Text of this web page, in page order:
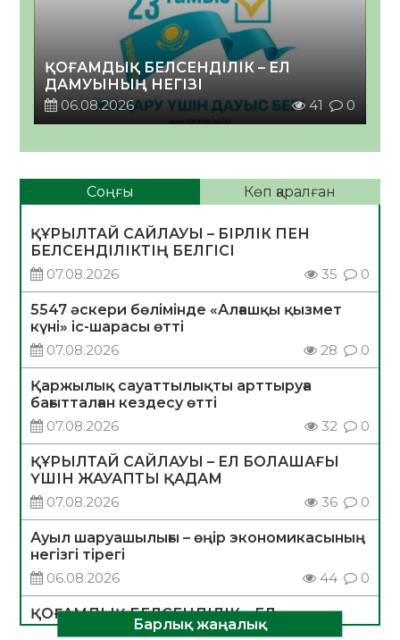
ҚОҒАМДЫҚ БЕЛСЕНДІЛІК – ЕЛ
ДАМУЫНЫҢ НЕГІЗІ
06.08.2026
41 0
Соңғы Көп қаралған
ҚҰРЫЛТАЙ САЙЛАУЫ – БІРЛІК ПЕН
БЕЛСЕНДІЛІКТІҢ БЕЛГІСІ
07.08.2026
35 0
5547 әскери бөлімінде «Алғашқы қызмет
күні» іс-шарасы өтті
07.08.2026
28 0
Қаржылық сауаттылықты арттыруға
бағытталған кездесу өтті
07.08.2026
32 0
ҚҰРЫЛТАЙ САЙЛАУЫ – ЕЛ БОЛАШАҒЫ
ҮШІН ЖАУАПТЫ ҚАДАМ
07.08.2026
36 0
Ауыл шаруашылығы – өңір экономикасының
негізгі тірегі
06.08.2026
44 0
ҚОҒАМДЫҚ БЕЛСЕНДІЛІК – ЕЛ
ДАМУЫНЫҢ НЕГІЗІБарлық жаңалық